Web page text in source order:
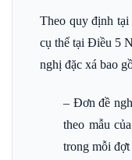
Theo quy định
cụ thể tại Điều 5
nghị đặc xá bao
– Đơn đề
theo mẫu
trong mỗi đợt